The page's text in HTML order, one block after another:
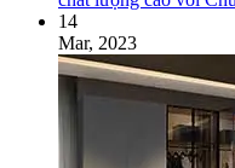
14
Mar, 2023